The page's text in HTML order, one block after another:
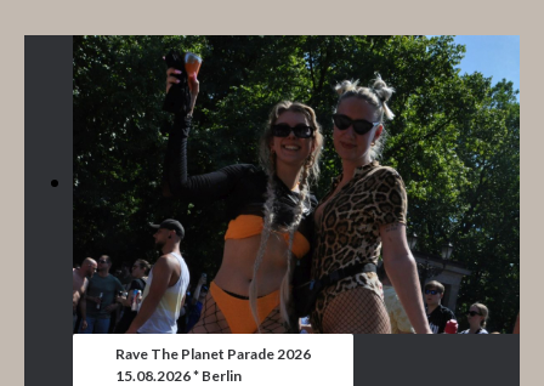
Rave The Planet Parade 2026
15.08.2026 * Berlin